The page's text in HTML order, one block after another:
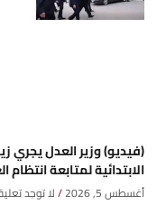
(فيديو) وزير العدل يجري
الابتدائية لمتابعة
أغسطس 5, 2026 لا توجد